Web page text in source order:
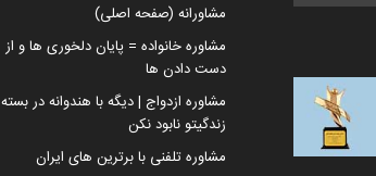
مشاورانه (صفحه اصلی)
مشاوره خانواده = پایان دلخوری ها و از
دست دادن ها
مشاوره ازدواج | دیگه با هندوانه در بسته
زندگیتو نابود نکن
مشاوره تلفنی با برترین های ایران